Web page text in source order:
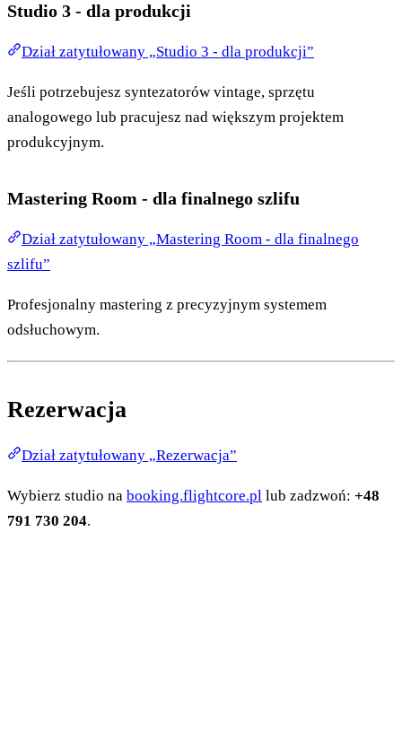
Studio 3 - dla produkcji
Dział zatytułowany „Studio 3 - dla produkcji”
Jeśli potrzebujesz syntezatorów vintage, sprzętu
analogowego lub pracujesz nad większym projektem
produkcyjnym.
Mastering Room - dla finalnego szlifu
Dział zatytułowany „Mastering Room - dla finalnego
szlifu”
Profesjonalny mastering z precyzyjnym systemem
odsłuchowym.
Rezerwacja
Dział zatytułowany „Rezerwacja”
Wybierz studio na booking.flightcore.pl lub zadzwoń: +48
791 730 204.